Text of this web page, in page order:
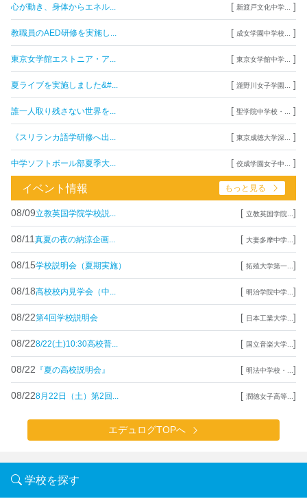
心が動き、身体からエネル... [ 新渡戸文化中学... ]
教職員のAED研修を実施し... [ 成女学園中学校... ]
東京女学館エストニア・ア... [ 東京女学館中学... ]
夏ライブを実施しました&#... [ 瀧野川女子学園... ]
誰一人取り残さない世界を... [ 聖学院中学校・... ]
《スリランカ語学研修へ出... [ 東京成徳大学深... ]
中学ソフトボール部夏季大... [ 佼成学園女子中... ]
イベント情報 もっと見る
08/09立教英国学院学校説... [ 立教英国学院... ]
08/11 真夏の夜の納涼企画... [ 大妻多摩中学... ]
08/15学校説明会（夏期実施） [ 拓殖大学第一... ]
08/18高校校内見学会（中... [ 明治学院中学... ]
08/22第4回学校説明会 [ 日本工業大学... ]
08/228/22(土)10:30高校普... [ 国立音楽大学... ]
08/22 『夏の高校説明会』 [ 明法中学校・... ]
08/228月22日（土）第2回... [ 潤徳女子高等... ]
エデュログTOPへ
学校を探す